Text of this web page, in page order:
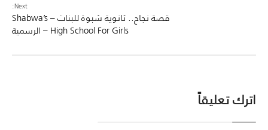
Next:
قصة نجاح.. ثانوية شبوة للبنات – Shabwa’s
High School For Girls – الرسمية
اترك تعليقاً